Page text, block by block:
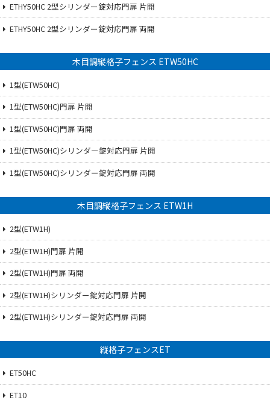
ETHY50HC 2型シリンダー錠対応門扉 片開
ETHY50HC 2型シリンダー錠対応門扉 両開
木目調縦格子フェンス ETW50HC
1型(ETW50HC)
1型(ETW50HC)門扉 片開
1型(ETW50HC)門扉 両開
1型(ETW50HC)シリンダー錠対応門扉 片開
1型(ETW50HC)シリンダー錠対応門扉 両開
木目調縦格子フェンス ETW1H
2型(ETW1H)
2型(ETW1H)門扉 片開
2型(ETW1H)門扉 両開
2型(ETW1H)シリンダー錠対応門扉 片開
2型(ETW1H)シリンダー錠対応門扉 両開
縦格子フェンスET
ET50HC
ET10